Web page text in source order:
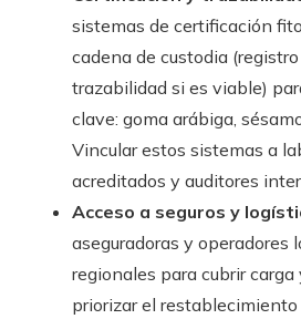
sistemas de certificación
cadena de custodia
trazabilidad si es viable)
clave: goma arábiga,
Vincular estos sistemas a
acreditados y auditores
Acceso a seguros y
aseguradoras y operadores
regionales para cubrir
priorizar el